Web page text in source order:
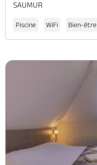
SAUMUR
Piscine WiFi Bien-être